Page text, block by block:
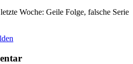
Woche: Geile Folge, falsche Serie